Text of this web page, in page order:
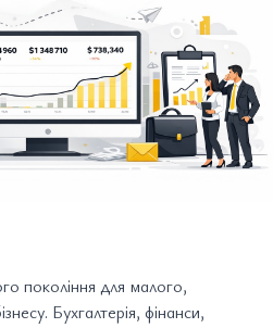
покоління для малого,
Бухгалтерія, фінанси,